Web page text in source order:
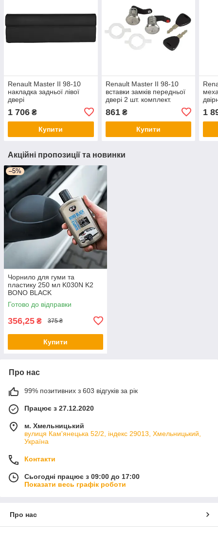
Renault Master II 98-10
накладка задньої лівої
двері
1 706 ₴
Купити
Renault Master II 98-10
вставки замків передньої
двері 2 шт. комплект.
861₴
Купити
1
Акційні пропозиції та новинки
–5%
Чорнило для гуми та
пластику 250 мл K030N K2
BONO BLACK
Готово до відправки
356,25 ₴ 375 ₴
Купити
Про нас
99% позитивних з 603 відгуків за рік
Працює з 27.12.2020
м. Хмельницький
вулиця Кам'янецька 52/2, індекс 29013, Хмельницький,
Україна
Контакти
Сьогодні працює з 09:00 до 17:00
Показати весь графік роботи
Про нас